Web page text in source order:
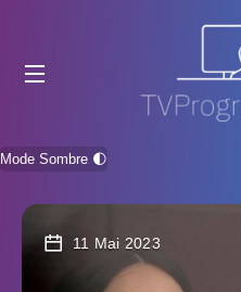
Mode Sombre 🌓
11 Mai 2023